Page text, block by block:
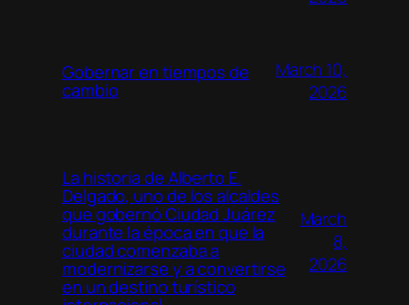
Gobernar en tiempos de
cambio
March 10,
2026
La historia de Alberto E.
Delgado, uno de los alcaldes
que gobernó Ciudad Juárez
durante la época en que la
ciudad comenzaba a
modernizarse y a convertirse
en un destino turístico
March
8,
2026